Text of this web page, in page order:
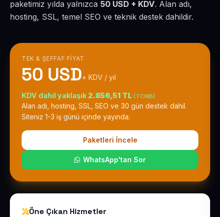
paketimiz yılda yalnızca 50 USD + KDV. Alan adı,
hosting, SSL, temel SEO ve teknik destek dahildir.
TEK & ŞEFFAF FIYAT
50 USD+ KDV / yıl
KDV dahil yaklaşık 2.856,51 TL (TCMB)
Alan adı, hosting, SSL, SEO ve 30 gün destek dahil.
Siteniz 1-3 iş günü içinde yayında.
Paketleri İncele
WhatsApp'tan Sor
Öne Çıkan Hizmetler